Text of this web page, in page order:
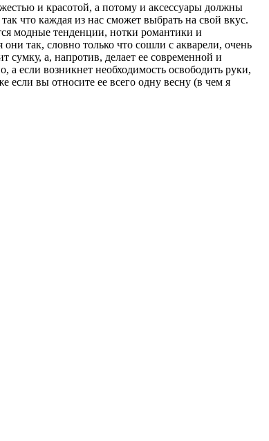
и красотой, а потому и аксессуары должны
что каждая из нас сможет выбрать на свой вкус.
модные тенденции, нотки романтики и
так, словно только что сошли с акварели, очень
сумку, а, напротив, делает ее современной и
а если возникнет необходимость освободить руки,
вы относите ее всего одну весну (в чем я